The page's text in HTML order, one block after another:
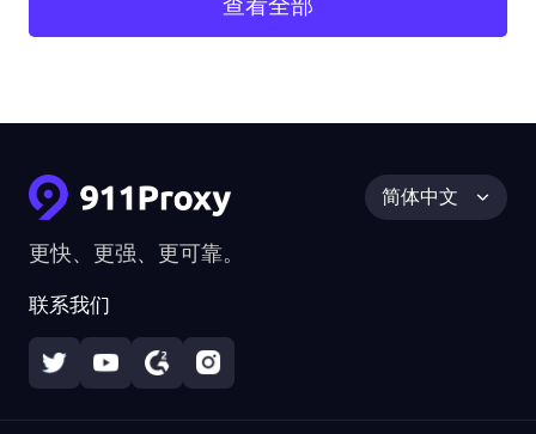
更快、更强、更可靠。
联系我们
简体中文